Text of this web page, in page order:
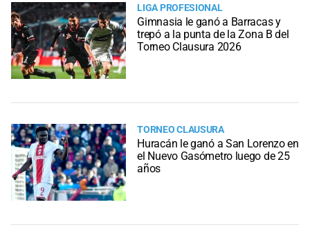
LIGA PROFESIONAL
Gimnasia le ganó a Barracas y
trepó a la punta de la Zona B del
Torneo Clausura 2026
TORNEO CLAUSURA
Huracán le ganó a San Lorenzo en
el Nuevo Gasómetro luego de 25
años